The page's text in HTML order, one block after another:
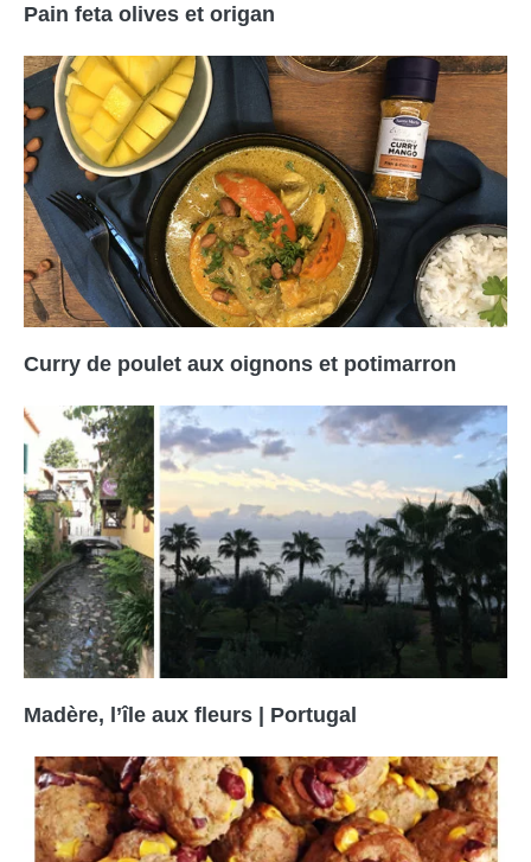
Pain feta olives et origan
Curry de poulet aux oignons et potimarron
Madère, l’île aux fleurs | Portugal